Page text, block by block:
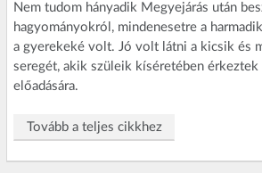
Nem tudom hányadik Megyejárás után
hagyományokról, mindenesetre a
a gyerekeké volt. Jó volt látni a kicsik és
seregét, akik szüleik kíséretében érkeztek
előadására.
Tovább a teljes cikkhez